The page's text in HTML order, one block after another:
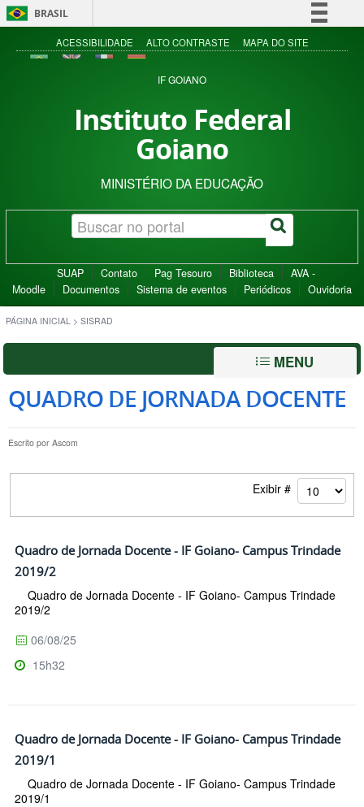
BRASIL
Simplifique!
Acesso à informação
ACESSIBILIDADE ALTO CONTRASTE MAPA DO SITE
IF GOIANO
Instituto Federal
Goiano
MINISTÉRIO DA EDUCAÇÃO
SUAP Contato Pag Tesouro Biblioteca
AVA -
Moodle
Documentos Sistema de eventos Periódicos Ouvidoria
PÁGINA INICIAL > SISRAD
MENU
QUADRO DE JORNADA DOCENTE
Escrito por Ascom
Exibir #
Quadro de Jornada Docente - IF Goiano- Campus Trindade
2019/2
Quadro de Jornada Docente - IF Goiano- Campus Trindade
2019/2
06/08/25
15h32
Quadro de Jornada Docente - IF Goiano- Campus Trindade
2019/1
Quadro de Jornada Docente - IF Goiano- Campus Trindade
2019/1